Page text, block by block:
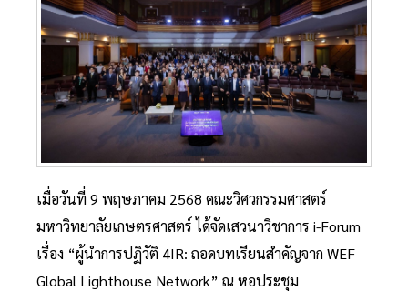
เมื่อวันที่ 9 พฤษภาคม 2568 คณะวิศวกรรมศาสตร์
มหาวิทยาลัยเกษตรศาสตร์ ได้จัดเสวนาวิชาการ i-Forum
เรื่อง “ผู้นําการปฏิวัติ 4IR: ถอดบทเรียนสําคัญจาก WEF
Global Lighthouse Network” ณ หอประชุม